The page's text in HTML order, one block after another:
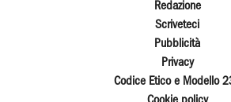
Redazione
Scriveteci
Pubblicità
Privacy
Codice Etico e Modello